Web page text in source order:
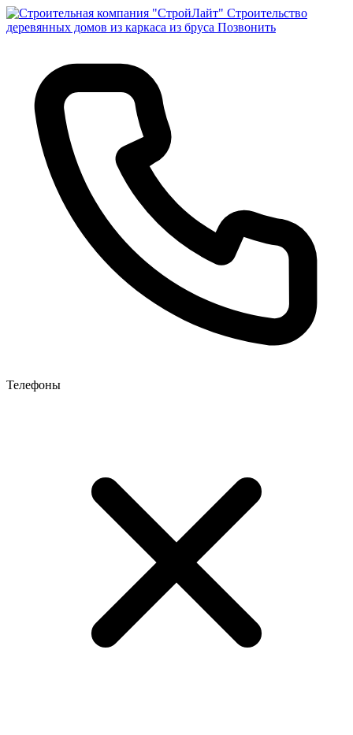
Строительство
деревянных домов из каркаса из бруса Позвонить
Телефоны